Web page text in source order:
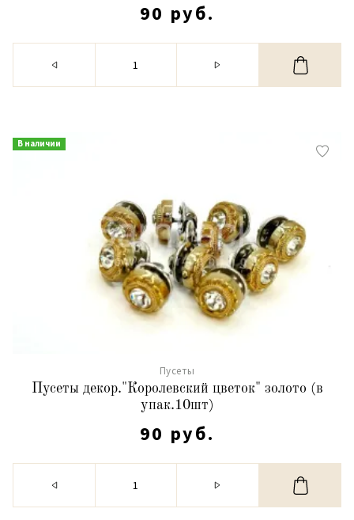
90 руб.
В наличии
Пусеты
Пусеты декор."Королевский цветок" золото (в
упак.10шт)
90 руб.